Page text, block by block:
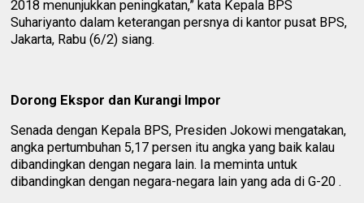
2018 menunjukkan peningkatan,” kata Kepala BPS
Suhariyanto dalam keterangan persnya di kantor pusat BPS,
Jakarta, Rabu (6/2) siang.
Dorong Ekspor dan Kurangi Impor
Senada dengan Kepala BPS, Presiden Jokowi mengatakan,
angka pertumbuhan 5,17 persen itu angka yang baik kalau
dibandingkan dengan negara lain. Ia meminta untuk
dibandingkan dengan negara-negara lain yang ada di G-20 .